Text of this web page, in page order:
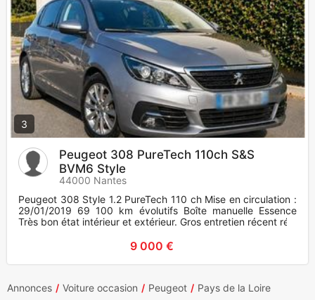
3
Peugeot 308 PureTech 110ch S&S
BVM6 Style
44000 Nantes
Peugeot 308 Style 1.2 PureTech 110 ch Mise en circulation :
29/01/2019 69 100 km évolutifs Boîte manuelle Essence
Très bon état intérieur et extérieur. Gros entretien récent ré
9 000 €
Annonces Voiture occasion Peugeot Pays de la Loire